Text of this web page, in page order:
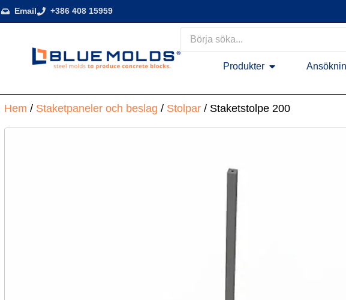
Email +386 408 15959
Produkter
Hem / Staketpaneler och beslag / Stolpar / Staketstolpe 200